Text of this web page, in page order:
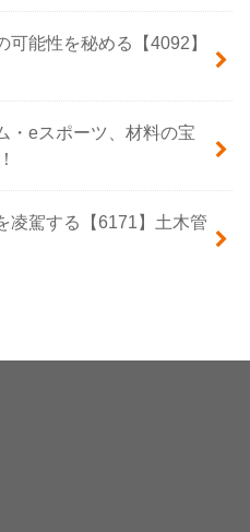
能性を秘める【4092】
・eスポーツ、材料の宝
凌駕する【6171】土木管